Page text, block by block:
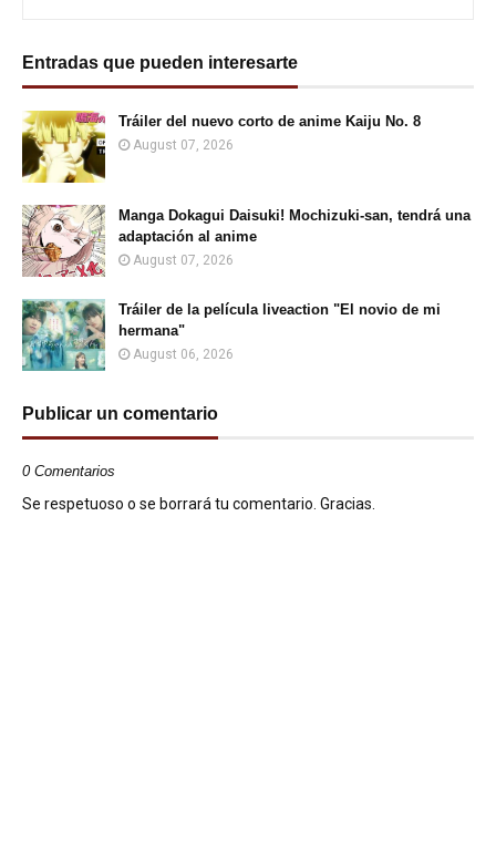
Entradas que pueden interesarte
Tráiler del nuevo corto de anime Kaiju No. 8
August 07, 2026
Manga Dokagui Daisuki! Mochizuki-san, tendrá una
adaptación al anime
August 07, 2026
Tráiler de la película liveaction "El novio de mi
hermana"
August 06, 2026
Publicar un comentario
0 Comentarios
Se respetuoso o se borrará tu comentario. Gracias.